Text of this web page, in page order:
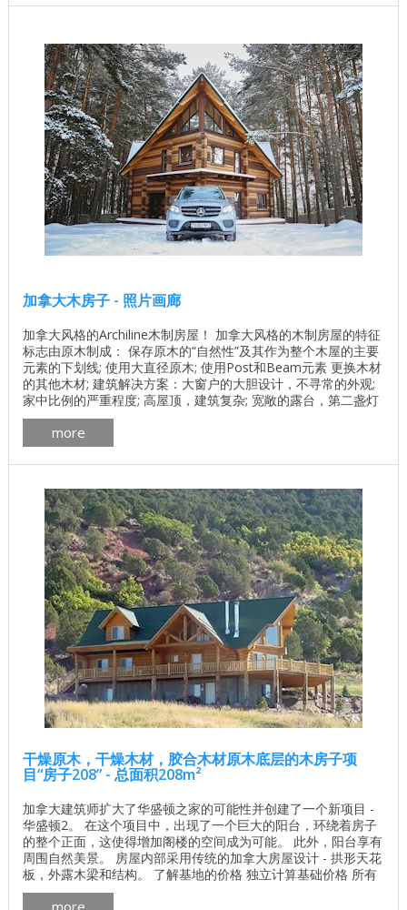
加拿大木房子 - 照片画廊
加拿大风格的Archiline木制房屋！ 加拿大风格的木制房屋的特征
标志由原木制成： 保存原木的“自然性”及其作为整个木屋的主要
元素的下划线; 使用大直径原木; 使用Post和Beam元素 更换木材
的其他木材; 建筑解决方案：大窗户的大胆设计，不寻常的外观;
家中比例的严重程度; 高屋顶，建筑复杂; 宽敞的露台，第二盏灯
和宽敞的大厅; 加工具有环保成分的防腐剂; 屋顶框架技术的建设;
more
干燥原木，干燥木材，胶合木材原木底层的木房子项
目“房子208” - 总面积208m²
加拿大建筑师扩大了华盛顿之家的可能性并创建了一个新项目 -
华盛顿2。 在这个项目中，出现了一个巨大的阳台，环绕着房子
的整个正面，这使得增加阁楼的空间成为可能。 此外，阳台享有
周围自然美景。 房屋内部采用传统的加拿大房屋设计 - 拱形天花
板，外露木梁和结构。 了解基地的价格 独立计算基础价格 所有
建筑工程在建房和修理房屋 - 找出价格 木屋的最佳项目 墙壁材